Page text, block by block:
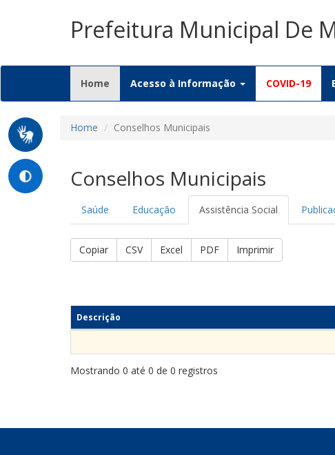
Prefeitura Municipal De
Home (current)
Acesso à Informação COVID-19
Home Conselhos Municipais
Conselhos Municipais
Saúde Educação Assistência Social
Copiar CSV Excel PDF Imprimir
Descrição
Mostrando 0 até 0 de 0 registros